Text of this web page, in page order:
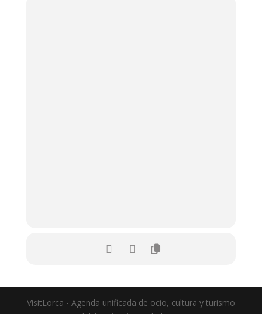
VisitLorca - Agenda unificada de ocio, cultura y turismo